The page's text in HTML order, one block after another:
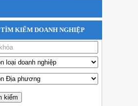
TÌM KIẾM DOANH NGHIỆP